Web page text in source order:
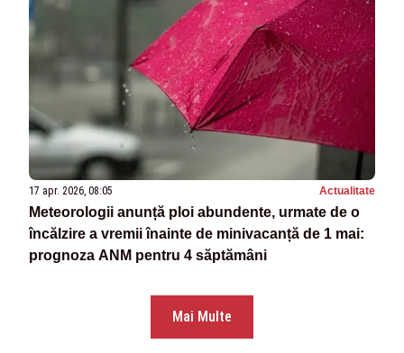
17 apr. 2026, 08:05 Actualitate
Meteorologii anunță ploi abundente, urmate de o
încălzire a vremii înainte de minivacanță de 1 mai:
prognoza ANM pentru 4 săptămâni
Mai Multe